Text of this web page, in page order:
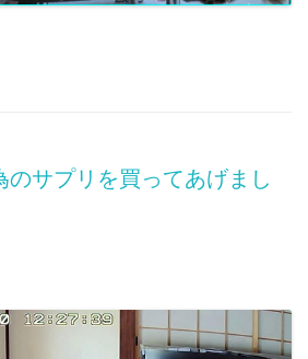
のサプリを買ってあげまし